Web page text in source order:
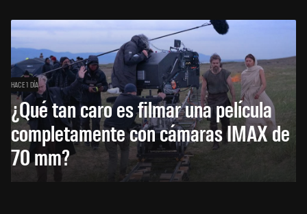
HACE 1 DÍA
¿Qué tan caro es filmar una película
completamente con cámaras IMAX de
70 mm?